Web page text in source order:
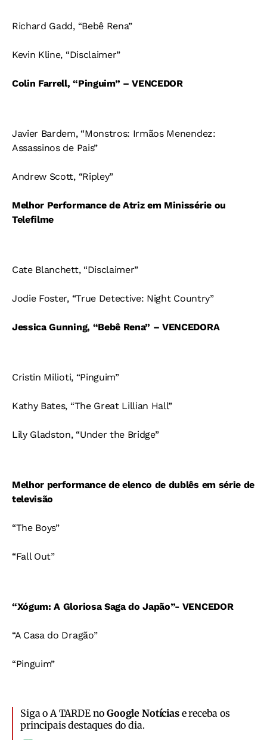
Richard Gadd, “Bebê Rena”
Kevin Kline, “Disclaimer”
Colin Farrell, “Pinguim” – VENCEDOR
Javier Bardem, “Monstros: Irmãos Menendez:
Assassinos de Pais”
Andrew Scott, “Ripley”
Melhor Performance de Atriz em Minissérie ou
Telefilme
Cate Blanchett, “Disclaimer”
Jodie Foster, “True Detective: Night Country”
Jessica Gunning, “Bebê Rena” – VENCEDORA
Cristin Milioti, “Pinguim”
Kathy Bates, “The Great Lillian Hall”
Lily Gladston, “Under the Bridge”
Melhor performance de elenco de dublês em série de
televisão
“The Boys”
“Fall Out”
“Xógum: A Gloriosa Saga do Japão”- VENCEDOR
“A Casa do Dragão”
“Pinguim”
Siga o A TARDE noGoogle Notíciase receba os
principais destaques do dia.